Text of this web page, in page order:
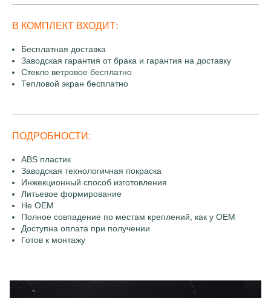
В КОМПЛЕКТ ВХОДИТ:
Бесплатная доставка
Заводская гарантия от брака и гарантия на доставку
Стекло ветровое бесплатно
Тепловой экран бесплатно
ПОДРОБНОСТИ:
ABS пластик
Заводская технологичная покраска
Инжекционный способ изготовления
Литьевое формирование
Не OEM
Полное совпадение по местам креплений, как у OEM
Доступна оплата при получении
Готов к монтажу